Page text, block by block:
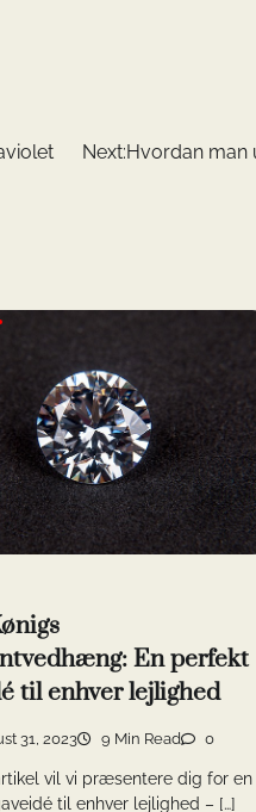
Next:Hvordan man
En perfekt
til enhver lejlighed
31, 2023 9 Min Read 0
vil vi præsentere dig for en
til enhver lejlighed – […]